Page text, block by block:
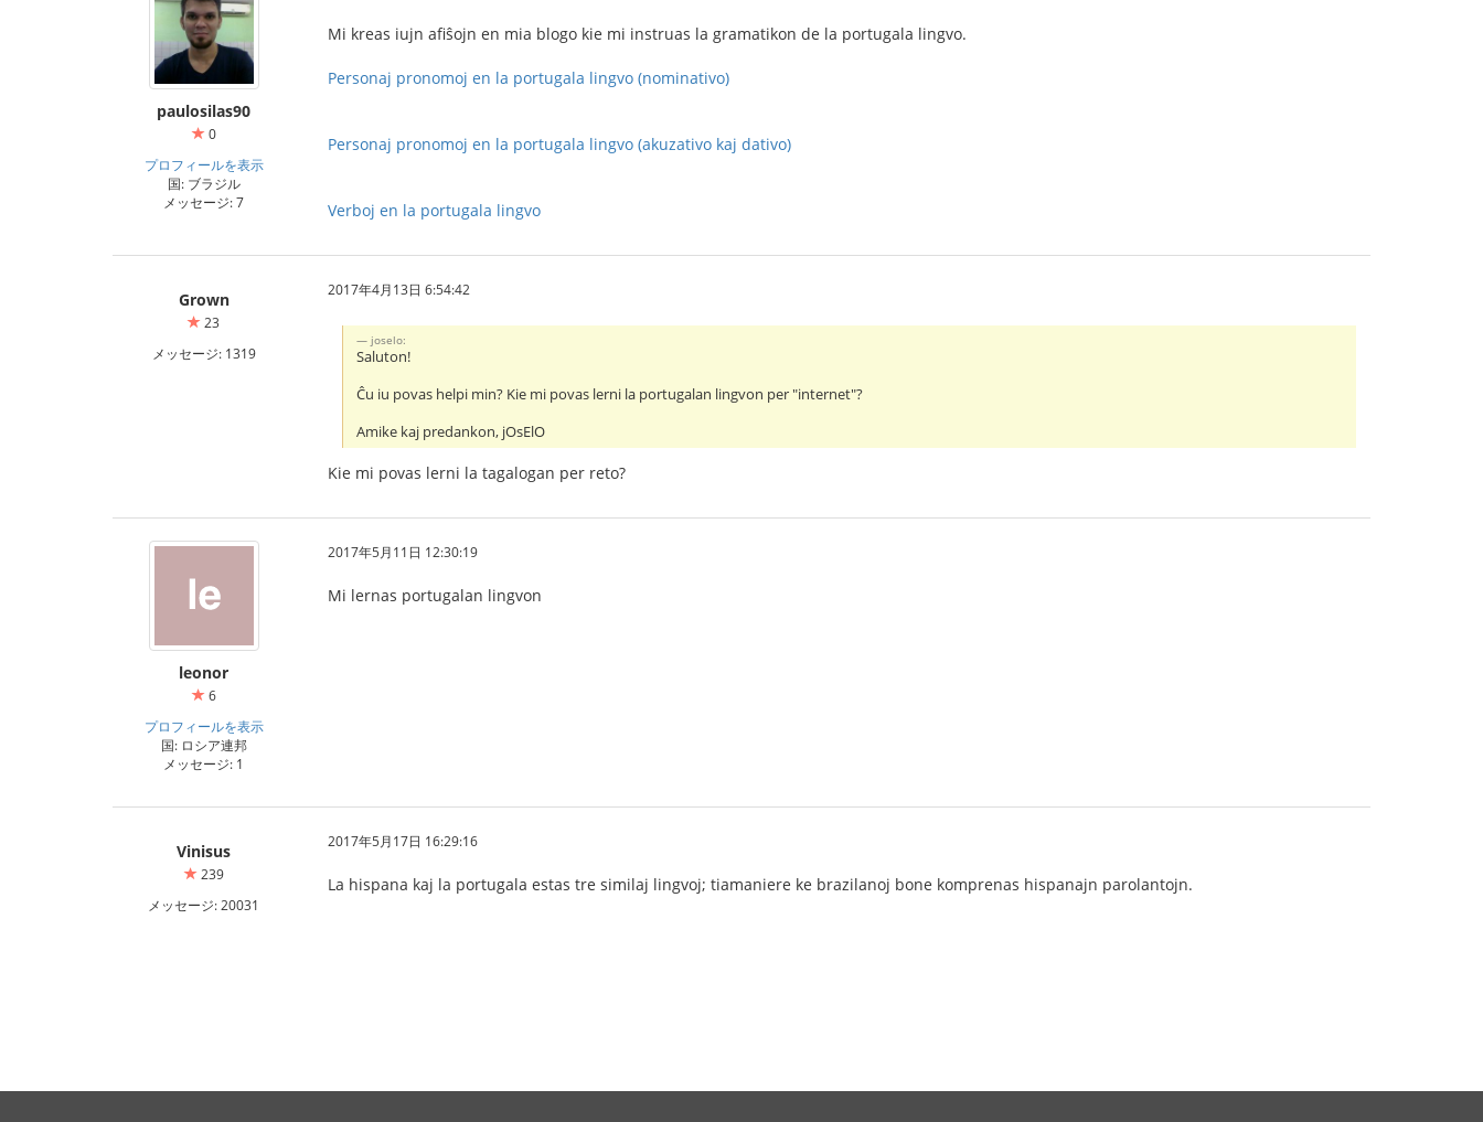
paulosilas90
0
プロフィールを表示
国: ブラジル
メッセージ: 7
Mi kreas iujn afiŝojn en mia blogo kie mi instruas la gramatikon de la portugala lingvo.
Personaj pronomoj en la portugala lingvo (nominativo)
Personaj pronomoj en la portugala lingvo (akuzativo kaj dativo)
Verboj en la portugala lingvo
Grown
23
メッセージ: 1319
2017年4月13日 6:54:42
joselo:
Saluton!
Ĉu iu povas helpi min? Kie mi povas lerni la portugalan lingvon per "internet"?
Amike kaj predankon, jOsElO
Kie mi povas lerni la tagalogan per reto?
leonor
6
プロフィールを表示
国: ロシア連邦
メッセージ: 1
2017年5月11日 12:30:19
Mi lernas portugalan lingvon
Vinisus
239
メッセージ: 20031
2017年5月17日 16:29:16
La hispana kaj la portugala estas tre similaj lingvoj; tiamaniere ke brazilanoj bone komprenas hispanajn parolantojn.